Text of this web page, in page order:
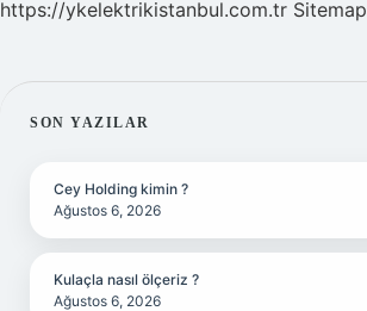
https://ykelektrikistanbul.com.tr Sitemap
SIDEBAR
SON YAZILAR
Cey Holding kimin ?
Ağustos 6, 2026
Kulaçla nasıl ölçeriz ?
Ağustos 6, 2026